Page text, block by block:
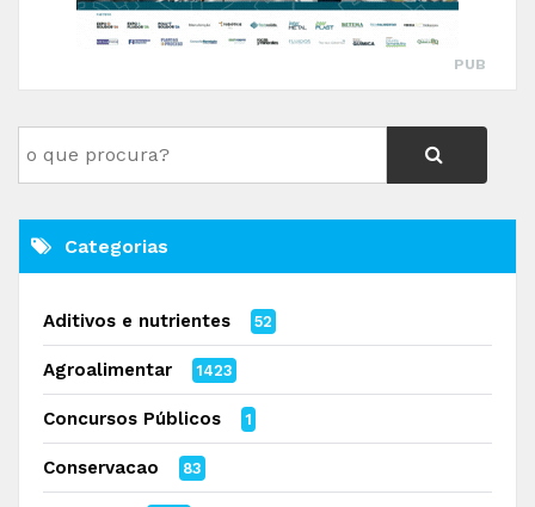
PUB
Categorias
Aditivos e nutrientes 52
Agroalimentar 1423
Concursos Públicos 1
Conservacao 83